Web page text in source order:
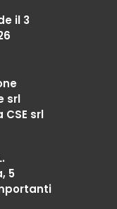
il 3
srl
srl
5